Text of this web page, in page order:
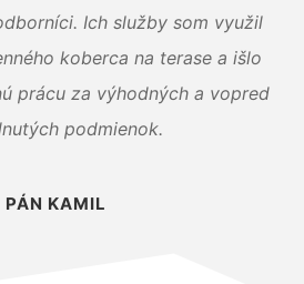
Ich služby som využil
koberca na terase a išlo
prácu za výhodných a vopred
podmienok.
PÁN KAMIL